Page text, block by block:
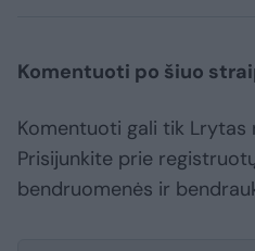
Komentuoti po šiuo
Komentuoti gali tik
Prisijunkite prie
bendruomenės ir